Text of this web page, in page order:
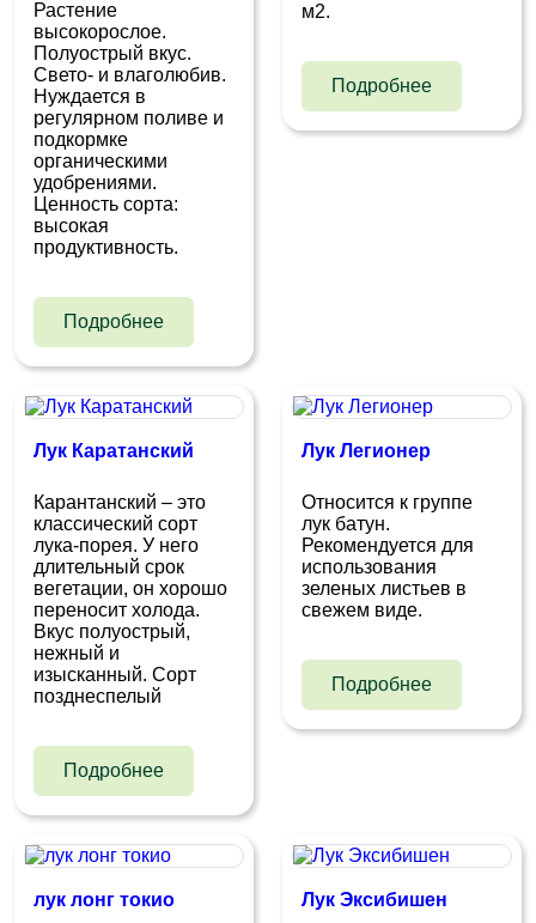
Растение
высокорослое.
Полуострый вкус.
Свето- и влаголюбив.
Нуждается в
регулярном поливе и
подкормке
органическими
удобрениями.
Ценность сорта:
высокая
продуктивность.
Подробнее
м2.
Подробнее
Лук Каратанский
Карантанский – это
классический сорт
лука-порея. У него
длительный срок
вегетации, он хорошо
переносит холода.
Вкус полуострый,
нежный и
изысканный. Сорт
позднеспелый
Подробнее
Лук Легионер
Относится к группе
лук батун.
Рекомендуется для
использования
зеленых листьев в
свежем виде.
Подробнее
лук лонг токио Лук Эксибишен